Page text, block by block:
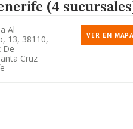
(4
Al
13, 38110,
De
Cruz
VER EN MAPA